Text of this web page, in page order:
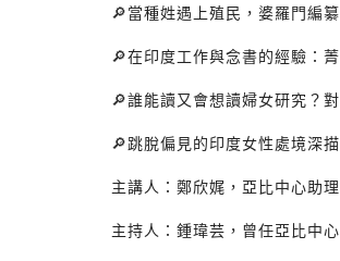
🔎當種姓遇上殖民，婆羅門編
🔎在印度工作與念書的經驗：
🔎誰能讀又會想讀婦女研究？
🔎跳脫偏見的印度女性處境深
主講人：鄭欣娓，亞比中心助
主持人：鍾瑋芸，曾任亞比中